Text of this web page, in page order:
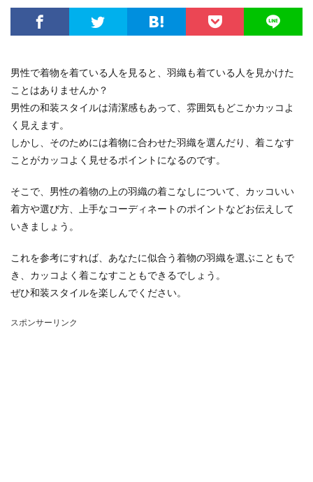
男性で着物を着ている人を見ると、羽織も着ている人を見かけた
ことはありませんか？
男性の和装スタイルは清潔感もあって、雰囲気もどこかカッコよ
く見えます。
しかし、そのためには着物に合わせた羽織を選んだり、着こなす
ことがカッコよく見せるポイントになるのです。
そこで、男性の着物の上の羽織の着こなしについて、カッコいい
着方や選び方、上手なコーディネートのポイントなどお伝えして
いきましょう。
これを参考にすれば、あなたに似合う着物の羽織を選ぶこともで
き、カッコよく着こなすこともできるでしょう。
ぜひ和装スタイルを楽しんでください。
スポンサーリンク